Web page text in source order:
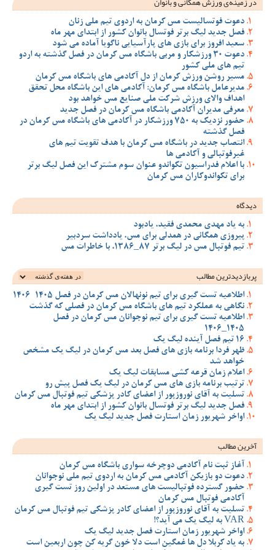
دعوت فوتسالیست مس کرمان به اردوی تیم ملی زنان
فصل جدید لیگ برتر فوتسال بانوان کشور از ابتدای مهر ماه
سعید افروز برای بازی های پارآسیایی ناگویا آماده می شود
دعوت 30 ورزشکار و مربی باشگاه مس کرمان در فصل گذشته به اردو
تیم های ملی کشور
مسیر روشن ورزش کرمان از دل آکادمی های باشگاه مس کرمان
مدیرعامل باشگاه مس کرمان: آکادمی های این باشگاه محل تحقق
اهداف والای ورزش شرکت ملی صنایع مس خواهد بود
معرفی مدیران آکادمی باشگاه مس کرمان در فصل جدید
حضور نزدیک به 750 ورزشکار در آکادمی های باشگاه مس کرمان در
فصل گذشته
انتصاب جدید در باشگاه مس کرمان با هدف تقویت تیم‌ های
غیرفوتبالی و آکادمی‌ ها
با اعلام فدراسیون تکواندو عنوان سوم مشترک این فصل لیگ برتر
برای تکواندوکاران مس کرمان
دیدگاه
به یاد مهدی محمدی فقید، یادبود
پیروزی همگانی در همدلی برای مس، یادداشت سردبیر
تیم فوتبال مس در لیگ برتر 87_1386، با خاطرات مس
پربازدیدترین‌ مطالب
اطلاعیه تست گیری برای تیم نونهالان مس کرمان در فصل 1405-1406
نگاهی به عملکرد تیم های باشگاه مس کرمان در فصلی که گذشت
اطلاعیه تست گیری برای تیم نوجوانان مس کرمان در فصل
1405_1406
16 تیم فصل آینده لیگ یک
ظهر فردا برنامه بازی های فصل بعد مس کرمان در لیگ یک مشخص
خواهد شد
اعلام زمان قرعه کشی مسابقات لیگ یک
ترتیب برنامه بازی های مس کرمان در لیگ یک فصل پیش رو
تسلیت به آقای نوروزپور از اعضای کادر پزشکی تیم فوتبال مس کرمان
فصل جدید لیگ برتر فوتسال بانوان کشور از ابتدای مهر ماه
اواخر شهریور زمان استارت فصل جدید لیگ یک
آخرین مطالب
آغاز ثبت نام آکادمی دوچرخه سواری باشگاه مس کرمان
دعوت دو بازیکن آکادمی مس کرمان به اردوی تیم ملی نوجوانان
حضور گسترده فوتبالیست های مستعد در اولین روز تست گیری
آکادمی فوتبال مس کرمان
تسلیت به آقای نوروزپور از اعضای کادر پزشکی تیم فوتبال مس کرمان
VAR به لیگ یک می آید؟!
اواخر شهریور زمان استارت فصل جدید لیگ یک
به یاد کربلا دل ها غمگین است دلا خون گریه کن چون اربعین است